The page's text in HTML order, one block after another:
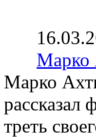
Марко
Марко
треть